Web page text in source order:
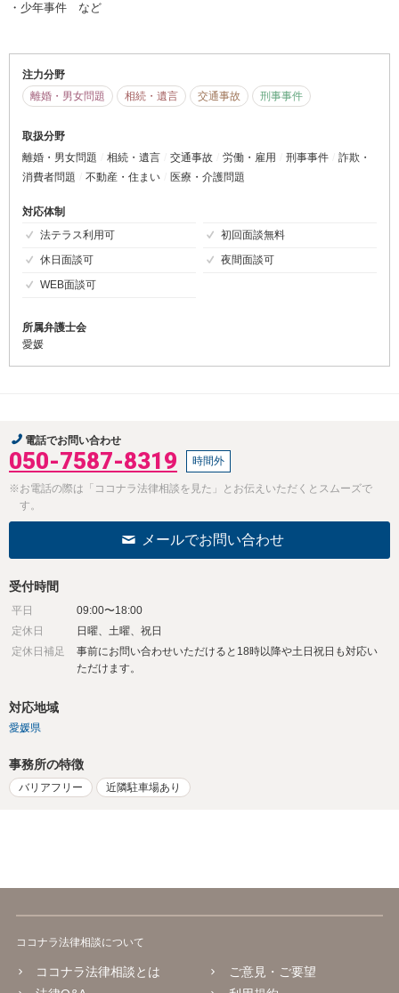
・少年事件 など
注力分野
離婚・男女問題
相続・遺言 交通事故 刑事事件
取扱分野
離婚・男女問題
相続・遺言 交通事故 労働・雇用 刑事事件
詐欺・
消費者問題
不動産・住まい 医療・介護問題
対応体制
法テラス利用可
初回面談無料
休日面談可
夜間面談可
WEB面談可
所属弁護士会
愛媛
電話でお問い合わせ
050-7587-8319 時間外
※お電話の際は「ココナラ法律相談を見た」とお伝えいただくとスムーズで
す。
メールでお問い合わせ
受付時間
平日
09:00〜18:00
定休日
日曜、土曜、祝日
定休日補足
事前にお問い合わせいただけると18時以降や土日祝日も対応い
ただけます。
対応地域
愛媛県
事務所の特徴
バリアフリー 近隣駐車場あり
ココナラ法律相談について
ココナラ法律相談とは
ご意見・ご要望